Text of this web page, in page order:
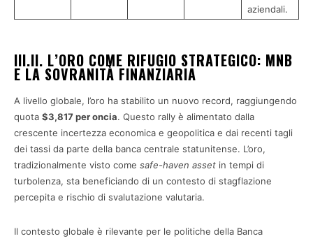
aziendali.
III.II. L’ORO COME RIFUGIO STRATEGICO: MNB
E LA SOVRANITÀ FINANZIARIA
A livello globale, l’oro ha stabilito un nuovo record, raggiungendo
quota $3,817 per oncia. Questo rally è alimentato dalla
crescente incertezza economica e geopolitica e dai recenti tagli
dei tassi da parte della banca centrale statunitense. L’oro,
tradizionalmente visto come safe-haven asset in tempi di
turbolenza, sta beneficiando di un contesto di stagflazione
percepita e rischio di svalutazione valutaria.
Il contesto globale è rilevante per le politiche della Banca